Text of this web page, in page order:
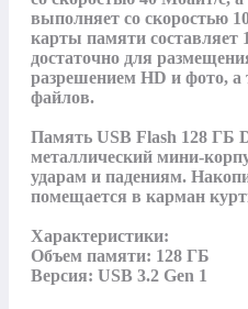
выполняет со скоростью
карты памяти составляет
достаточно для
разрешением HD и фото,
файлов.
Память USB Flash 128 ГБ
металлический мини-
ударам и падениям.
помещается в карман
Характеристики:
Объем памяти: 128 ГБ
Версия: USB 3.2 Gen 1